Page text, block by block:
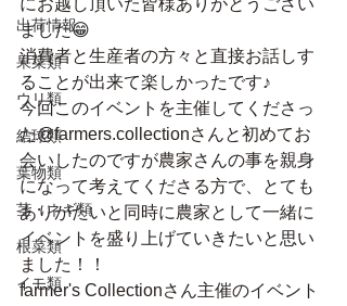
出荷情報
果菜類
ウリ類
結球類
葉物類
茎・ネギ類
根菜類
イモ類
にお越し頂いた皆様ありがとうござい
ました😁
消費者と生産者の方々と直接お話しす
ることが出来て楽しかったです♪
今回このイベントを主催してくださっ
た@farmers.collectionさんと初めてお
会いしたのですが農家さんの事を親身
になって考えてくださる方で、とても
ありがたいと同時に農家として一緒に
イベントを盛り上げていきたいと思い
ました！！
farmer's Collectionさん主催のイベント